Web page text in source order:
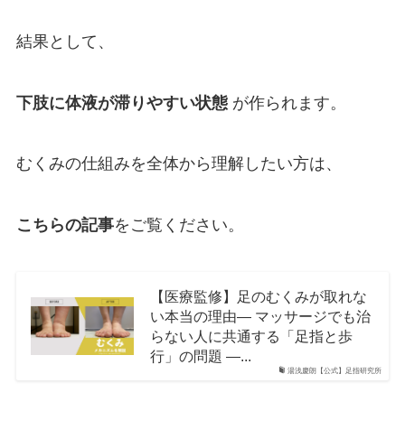
結果として、
下肢に体液が滞りやすい状態が作られます。
むくみの仕組みを全体から理解したい方は、
こちらの記事をご覧ください。
湯浅慶朗【公式】足指研究所
【医療監修】足のむくみが取れな
い本当の理由― マッサージでも治
らない人に共通する「足指と歩
行」の問題 ―...